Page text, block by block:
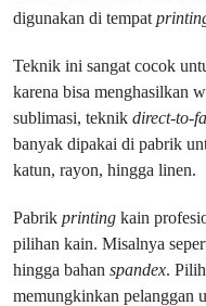
digunakan di tempat
Teknik ini sangat cocok
karena bisa menghasilkan
sublimasi, teknik direct-to-
banyak dipakai di pabrik
katun, rayon, hingga linen.
Pabrik printing kain
pilihan kain. Misalnya
hingga bahan spandex.
memungkinkan pelanggan